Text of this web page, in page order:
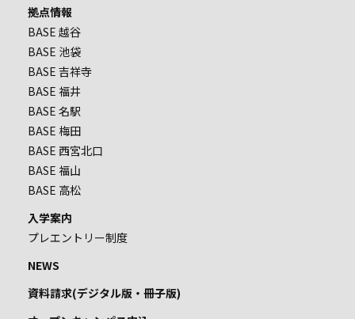
拠点情報
BASE 越谷
BASE 池袋
BASE 吉祥寺
BASE 福井
BASE 名駅
BASE 梅田
BASE 西宮北口
BASE 福山
BASE 高松
入学案内
プレエントリー制度
NEWS
資料請求(デジタル版・冊子版)